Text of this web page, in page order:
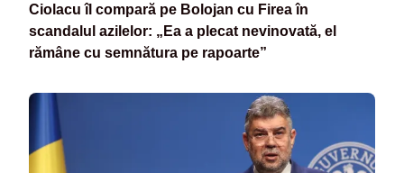
Ciolacu îl compară pe Bolojan cu Firea în
scandalul azilelor: „Ea a plecat nevinovată, el
rămâne cu semnătura pe rapoarte”